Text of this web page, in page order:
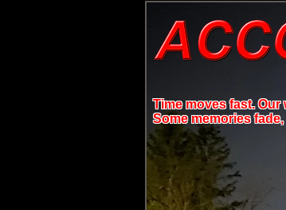
Time moves fast.
Some memories